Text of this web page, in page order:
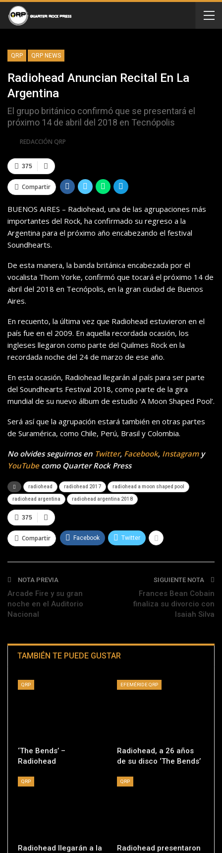
QRP QRP NEWS
Radiohead Anuncian Recital En La
Argentina
El grupo británico confirmó que se presentará el
próximo 14 de abril del 2018 en Tecnópolis
REDACCIÓN QRP
375
Compartir
BUENOS AIRES – Radiohead, una de las agrupaciones más
importantes del Rock, ha confirmado su regreso a la
Argentina para el próximo año encabezando el festival
Soundhearts.
De esta manera, la banda británica encabezada por el
vocalista Thom Yorke, confirmó que tocará el próximo 14 de
abril del 2018 en Tecnópolis, en la gran ciudad de Buenos
Aires.
En recuento, la última vez que Radiohead estuvieron en el
país fue en el 2009. En aquella recordada ocasión, los
ingleses llegaron como parte del Quilmes Rock en la
recordada noche del 24 de marzo de ese año.
En esta ocasión, Radiohead llegarán al país para ser parte
del Soundhearts Festival 2018, como parte de la gira
mundial de su nuevo álbum de estudio ‘A Moon Shaped Pool’.
Será así que la agrupación estará también en otras partes
de Suramérica, como Chile, Perú, Brasil y Colombia.
No olvides seguirnos en Twitter, Facebook, Instagramy
YouTubecomo Quarter Rock Press
radiohead radiohead 2017 radiohead a moon shaped pool
radiohead argentina radiohead argentina 2018
375
Compartir Facebook Twitter
NOTA PREVIA
Arcade Fire y su gran
noche en el Auditorio
Nacional
SIGUIENTE NOTA
Frances Bean Cobain
finaliza su divorcio con
Isaiah Silva
TAMBIÉN TE PUEDE GUSTAR
QRP
‘The Bends’ –
Radiohead
EFEMÉRIDE QRP
Radiohead, a 26 años
de su disco ‘The Bends’
QRP
Radiohead llegarán a la
QRP
Radiohead presentaron